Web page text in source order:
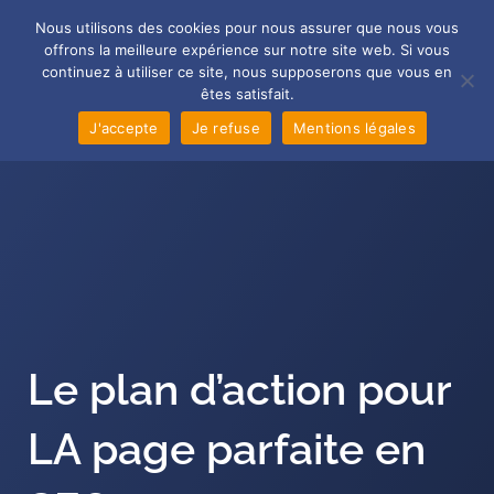
Main
Le plan d’action pour
LA page parfaite en
Nous utilisons des cookies pour nous assurer que nous vous
offrons la meilleure expérience sur notre site web. Si vous
continuez à utiliser ce site, nous supposerons que vous en
êtes satisfait.
J'accepte
Je refuse Mentions légales